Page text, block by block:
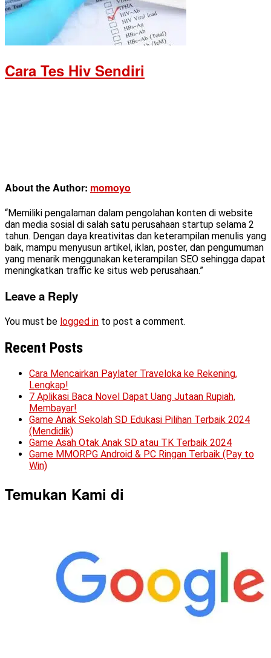
Cara Tes Hiv Sendiri
About the Author: momoyo
“Memiliki pengalaman dalam pengolahan konten di website
dan media sosial di salah satu perusahaan startup selama 2
tahun. Dengan daya kreativitas dan keterampilan menulis yang
baik, mampu menyusun artikel, iklan, poster, dan pengumuman
yang menarik menggunakan keterampilan SEO sehingga dapat
meningkatkan traffic ke situs web perusahaan.”
Leave a Reply
You must be logged in to post a comment.
Recent Posts
Cara Mencairkan Paylater Traveloka ke Rekening,
Lengkap!
7 Aplikasi Baca Novel Dapat Uang Jutaan Rupiah,
Membayar!
Game Anak Sekolah SD Edukasi Pilihan Terbaik 2024
(Mendidik)
Game Asah Otak Anak SD atau TK Terbaik 2024
Game MMORPG Android & PC Ringan Terbaik (Pay to
Win)
Temukan Kami di